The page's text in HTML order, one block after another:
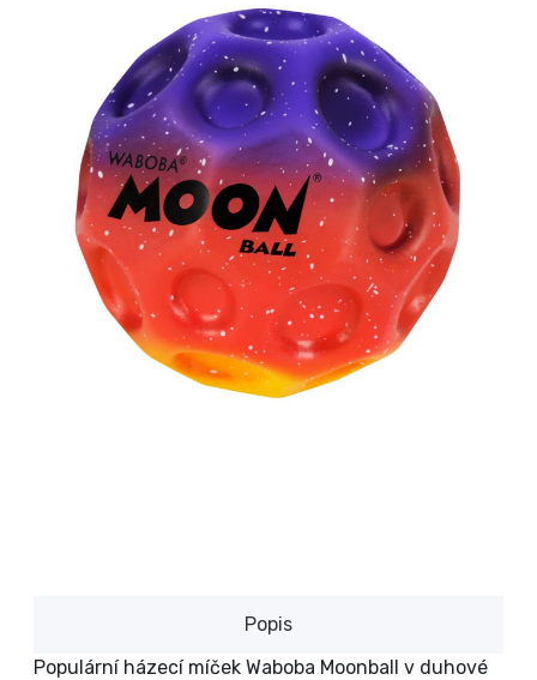
Popis
Populární házecí míček Waboba Moonball v duhové